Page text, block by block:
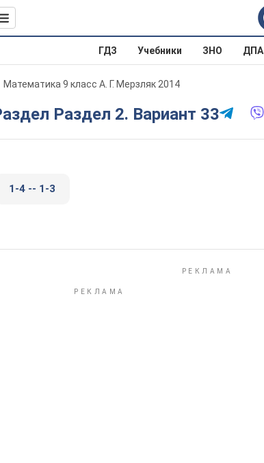
ГДЗ Учебники ЗНО ДПА
Математика 9 класс А. Г. Мерзляк 2014
Раздел Раздел 2. Вариант 33
1-4 -- 1-3